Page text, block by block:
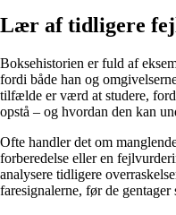
Lær af tidligere
Boksehistorien er fuld af
fordi både han og
tilfælde er værd at studere,
opstå – og hvordan den kan
Ofte handler det om
forberedelse eller en
analysere tidligere
faresignalerne, før de gentager